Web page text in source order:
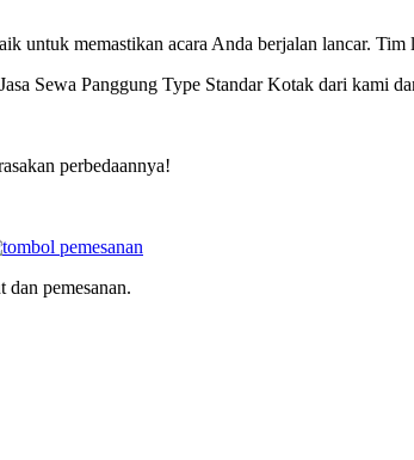
untuk memastikan acara Anda berjalan lancar.
Sewa Panggung Type Standar Kotak dari kami
perbedaannya!
pemesanan.